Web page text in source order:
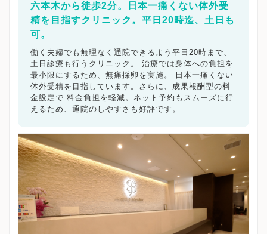
六本木から徒歩2分。日本一痛くない体外受
精を目指すクリニック。平日20時迄、土日も
可。
働く夫婦でも無理なく通院できるよう平日20時まで、
土日診療も行うクリニック。 治療では身体への負担を
最小限にするため、無痛採卵を実施。 日本一痛くない
体外受精を目指しています。さらに、成果報酬型の料
金設定で 料金負担を軽減。ネット予約もスムーズに行
えるため、通院のしやすさも好評です。